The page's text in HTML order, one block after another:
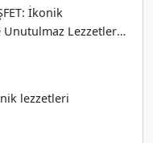
İkonik
Unutulmaz Lezzetler
lezzetleri